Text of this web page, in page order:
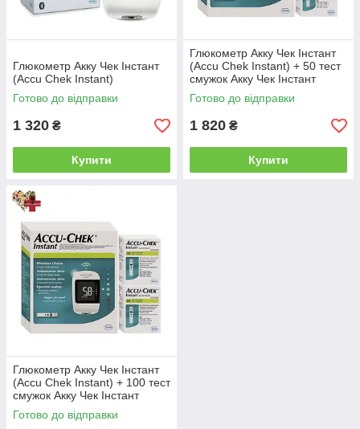
секунд.
2
досить для 1 000 вимірювань. Всі прилади
відрізняються функцією автоматичного
включення при введенні тест-смужки.
Самостійно відключаться через деякий час
3
відрізняються невеликою вагою, а також
«скромними» габаритами. Їх можна
4
Кількість крові, необхідної для аналізу,
мінімальне. Обсяг, який буде потрібен для
цього, всього 0,6 мкл.
5
Діапазон вимірювання приладів «Акку Чек»
дорівнює 0,6-33,3 ммоль/л. Це обладнання
працює із застосуванням максимально
точного сучасного фотометричного методу.
6
Обсяг пам'яті приладів дає можливість
зберігати до 500 результатів вимірювань.
Крім цього користувачі можуть контролювати
дату і час аналізів. Доступні середні
значення показників за 7, 14, 30 і 90 днів.
Глюкометр Акку Чек Інстант
(Accu Chek Instant)
Готово до відправки
1 320 ₴
Купити
Глюкометр Акку Чек Інстант
(Accu Chek Instant) + 50 тест
смужок Акку Чек Інстант
Готово до відправки
1 820 ₴
Купити
Глюкометр Акку Чек Інстант
(Accu Chek Instant) + 100 тест
смужок Акку Чек Інстант
Готово до відправки